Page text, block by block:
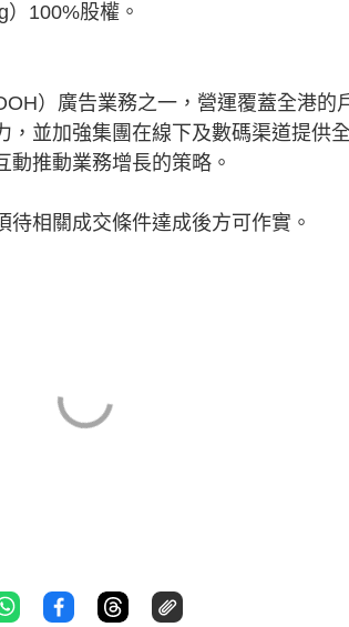
100%股權。
）廣告業務之一，營運覆蓋全港的
，並加強集團在線下及數碼渠道提供
推動業務增長的策略。
相關成交條件達成後方可作實。